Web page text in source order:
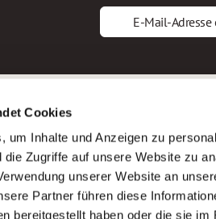
Cookies
um Inhalte und Anzeigen zu
die Zugriffe auf unsere Website zu
unserer Website an
Partner führen diese
bereitgestellt haben oder die sie
E-Mail-Adresse
als Altenpfleger*in
als Krankenpfleger*in
als Altenpflegehelfer*in
als Erzieher*in